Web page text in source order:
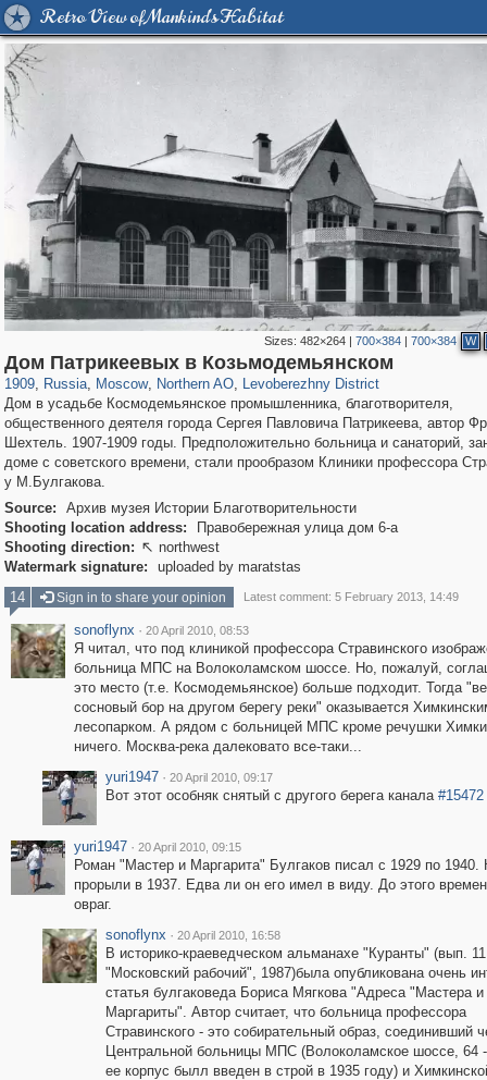
Retro View of Mankind's Habitat
Sizes:482×264 |700×384 |700×384 W
Дом Патрикеевых в Козьмодемьянском
1909, Russia
1,406,929 29,248
, Moscow
319,861 8,286
, Northern AO
22,540 598
, Levoberezhny District
1,905 22
Дом в усадьбе Космодемьянское промышленника, благотворителя,
общественного деятеля города Сергея Павловича Патрикеева, автор
Шехтель. 1907-1909 годы. Предположительно больница и санаторий,
доме с советского времени, стали прообразом Клиники профессора
у М.Булгакова.
Source:
Архив музея Истории Благотворительности
Shooting location address:
Правобережная улица дом 6-а
Shooting direction:  northwest
Watermark signature:
uploaded by maratstas
14
Sign in to share your opinion Latest comment: 5 February 2013, 14:49
sonoflynx · 20 April 2010, 08:53
Я читал, что под клиникой профессора Стравинского
больница МПС на Волоколамском шоссе. Но, пожалуй,
это место (т.е. Космодемьянское) больше подходит. Тогда
сосновый бор на другом берегу реки" оказывается
лесопарком. А рядом с больницей МПС кроме речушки
ничего. Москва-река далековато все-таки...
yuri1947 · 20 April 2010, 09:17
Вот этот особняк снятый с другого берега канала #15472
yuri1947 · 20 April 2010, 09:15
Роман "Мастер и Маргарита" Булгаков писал с 1929 по 1940.
прорыли в 1937. Едва ли он его имел в виду. До этого
овраг.
sonoflynx · 20 April 2010, 16:58
В историко-краеведческом альманахе "Куранты" (вып.
"Московский рабочий", 1987)была опубликована очень
статья булгаковеда Бориса Мягкова "Адреса "Мастера и
Маргариты". Автор считает, что больница профессора
Стравинского - это собирательный образ, соединивший
Центральной больницы МПС (Волоколамское шоссе, 64
ее корпус былл введен в строй в 1935 году) и